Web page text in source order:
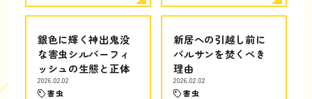
銀色に輝く神出鬼没
な害虫シルバーフィ
ッシュの生態と正体
2026.02.02
害虫
新居への引越し前に
バルサンを焚くべき
理由
2026.02.02
害虫